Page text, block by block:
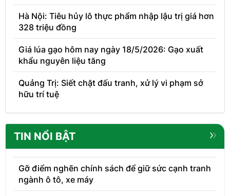
Hà Nội: Tiêu hủy lô thực phẩm nhập lậu trị giá hơn
328 triệu đồng
Giá lúa gạo hôm nay ngày 18/5/2026: Gạo xuất
khẩu nguyên liệu tăng
Quảng Trị: Siết chặt đấu tranh, xử lý vi phạm sở
hữu trí tuệ
TIN NỔI BẬT
Gỡ điểm nghẽn chính sách để giữ sức cạnh tranh
ngành ô tô, xe máy